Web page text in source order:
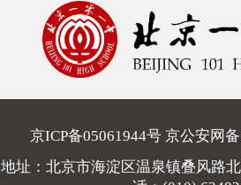
京ICP备05061944号 京公安网
地址：北京市海淀区温泉镇叠风路